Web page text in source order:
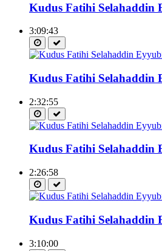
Kudus Fatihi Selahaddin
3:09:43
Kudus Fatihi Selahaddin
2:32:55
Kudus Fatihi Selahaddin
2:26:58
Kudus Fatihi Selahaddin
3:10:00